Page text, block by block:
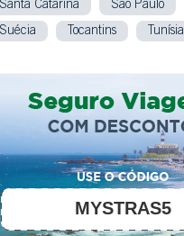
Santa Catarina São Paulo
Suécia Tocantins Tunísia
MYSTRAS5